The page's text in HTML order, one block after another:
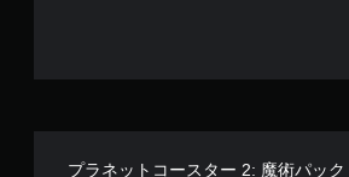
プラネットコースター 2: 魔術パック